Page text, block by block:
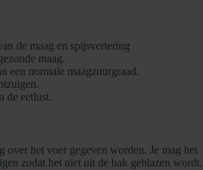
de maag en spijsvertering
maag.
een normale maagzuurgraad.
de eetlust.
over het voer gegeven worden. Je mag het
zodat het niet uit de bak geblazen wordt.